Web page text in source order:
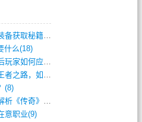
热血传奇：传奇大乱私服顶级装备获取秘籍(887)
什么(18)
传奇私服为何突然停服？停服后玩家如何应对(744)
单职业传奇冰雪福利版：最强王者之路，如何(659)
(8)
暗藏杀机的逆天神器——深度解析《传奇》祈(374)
意职业(9)